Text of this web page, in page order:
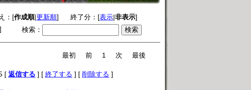
：[作成順|更新順] 終了分：[表示|非表示]
] 検索：
最初 前 1 次 最後
[ 返信する ] [ 終了する ] [ 削除する ]